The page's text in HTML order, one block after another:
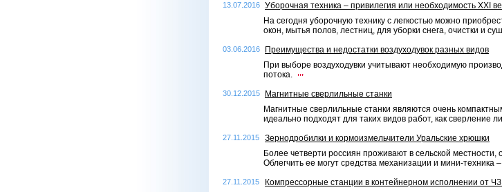
13.07.2016 Уборочная техника – привилегия или необходимость XXI
На сегодня уборочную технику с легкостью можно
окон, мытья полов, лестниц, для уборки снега, очистки и
03.06.2016
Преимущества и недостатки воздуходувок разных видов
При выборе воздуходувки учитывают необходимую
потока.
30.12.2015
Магнитные сверлильные станки
Магнитные сверлильные станки являются очень
идеально подходят для таких видов работ, как сверление
27.11.2015
Зернодробилки и кормоизмельчители Уральские хрюшки
Более четверти россиян проживают в сельской
Облегчить ее могут средства механизации и мини-
27.11.2015
Компрессорные станции в контейнерном исполнении от